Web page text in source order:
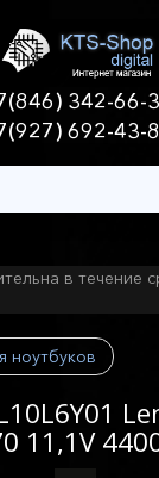
342-66-
692-43-
в течение
ноутбуков
11,1V